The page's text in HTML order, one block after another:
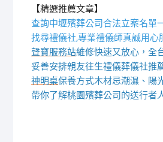
【精選推薦文章】
查詢中壢殯葬公司合法立案名單
找尋禮儀社,專業禮儀師真誠用心
聲寶服務站維修快速又放心，全
妥善安排親友往生禮儀葬儀社推
神明桌保養方式木材忌潮濕、陽
帶你了解桃園殯葬公司的送行者